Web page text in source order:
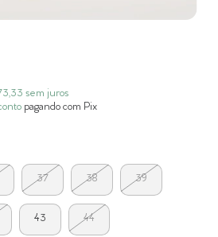
sem juros
pagando com Pix
37 38 39
43 44